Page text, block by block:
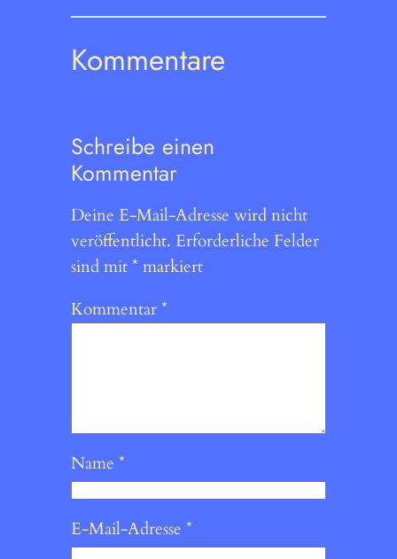
Kommentare
Schreibe einen
Kommentar
Deine E-Mail-Adresse wird nicht
veröffentlicht. Erforderliche Felder
sind mit*markiert
Kommentar*
Name *
E-Mail-Adresse *